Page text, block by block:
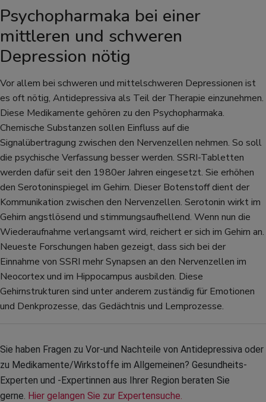
Psychopharmaka bei einer
mittleren und schweren
Depression nötig
Vor allem bei schweren und mittelschweren Depressionen ist
es oft nötig, Antidepressiva als Teil der Therapie einzunehmen.
Diese Medikamente gehören zu den Psychopharmaka.
Chemische Substanzen sollen Einfluss auf die
Signalübertragung zwischen den Nervenzellen nehmen. So soll
die psychische Verfassung besser werden. SSRI-Tabletten
werden dafür seit den 1980er Jahren eingesetzt. Sie erhöhen
den Serotoninspiegel im Gehirn. Dieser Botenstoff dient der
Kommunikation zwischen den Nervenzellen. Serotonin wirkt im
Gehirn angstlösend und stimmungsaufhellend. Wenn nun die
Wiederaufnahme verlangsamt wird, reichert er sich im Gehirn an.
Neueste Forschungen haben gezeigt, dass sich bei der
Einnahme von SSRI mehr Synapsen an den Nervenzellen im
Neocortex und im Hippocampus ausbilden. Diese
Gehirnstrukturen sind unter anderem zuständig für Emotionen
und Denkprozesse, das Gedächtnis und Lernprozesse.
Sie haben Fragen zu Vor-und Nachteile von Antidepressiva oder
zu Medikamente/Wirkstoffe im Allgemeinen? Gesundheits-
Experten und -Expertinnen aus Ihrer Region beraten Sie
gerne. Hier gelangen Sie zur Expertensuche.